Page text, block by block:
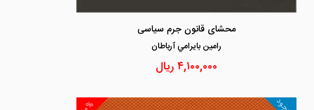
محشای قانون جرم سیاسی
رامين بايرامي آرباطان
۴,۱۰۰,۰۰۰ریال